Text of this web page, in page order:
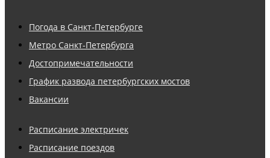
Погода в Санкт-Петербурге
Метро Санкт-Петербурга
Достопримечательности
График развода петербургских мостов
Вакансии
Расписание электричек
Расписание поездов